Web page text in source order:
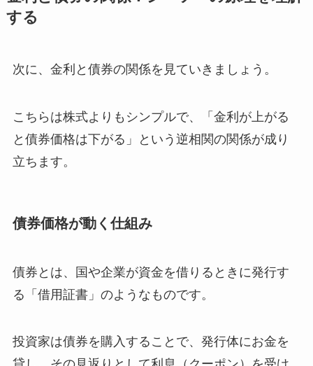
する
次に、金利と債券の関係を見ていきましょう。
こちらは株式よりもシンプルで、「金利が上がる
と債券価格は下がる」という逆相関の関係が成り
立ちます。
債券価格が動く仕組み
債券とは、国や企業が資金を借りるときに発行す
る「借用証書」のようなものです。
投資家は債券を購入することで、発行体にお金を